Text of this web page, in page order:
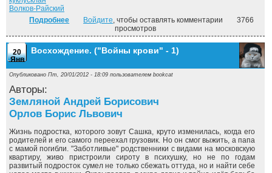
Волков-Райский
Подробнее о Чёрный потоп. ("Войны крови" - 2)
Войдите, чтобы оставлять комментарии
3766
просмотров
20
Янв
Восхождение. ("Войны крови" - 1)
Опубликовано Пт, 20/01/2012 - 18:09 пользователем bookcat
Авторы:
Земляной Андрей Борисович
Орлов Борис Львович
Жизнь подростка, которого зовут Сашка, круто изменилась, когда его
родителей и его самого переехал грузовик. Но он смог выжить, а папа
с мамой погибли. "Заботливые" родственники с видами на московскую
квартиру, живо пристроили сироту в психушку, но не по годам
развитый подросток сумел не только сбежать оттуда, но и найти себе